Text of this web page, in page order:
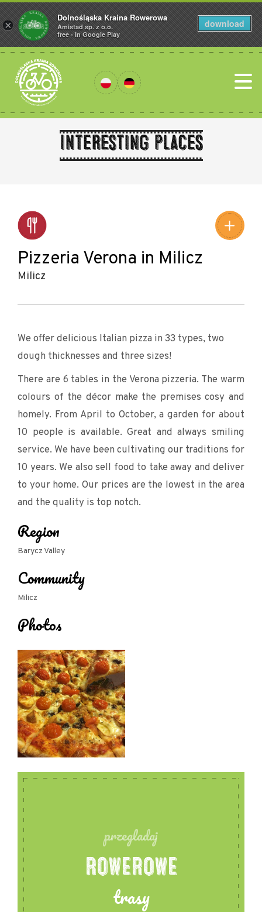
Interesting places
Pizzeria Verona in Milicz
Milicz
We offer delicious Italian pizza in 33 types, two
dough thicknesses and three sizes!
There are 6 tables in the Verona pizzeria. The warm
colours of the décor make the premises cosy and
homely. From April to October, a garden for about
10 people is available. Great and always smiling
service. We have been cultivating our traditions for
10 years. We also sell food to take away and deliver
to your home. Our prices are the lowest in the area
and the quality is top notch.
Region
Barycz Valley
Community
Milicz
Photos
przegladaj
ROWEROWE
trasy
×
Dolnośląska Kraina Rowerowa
Amistad sp. z o.o.
free - In Google Play
download